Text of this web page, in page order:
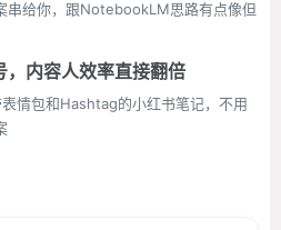
串给你，跟NotebookLM思路有点像但
内容人效率直接翻倍
情包和Hashtag的小红书笔记，不用